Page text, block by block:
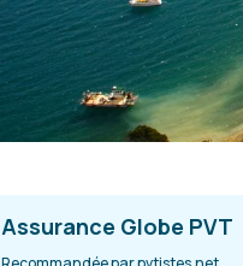
Assurance Globe PVT